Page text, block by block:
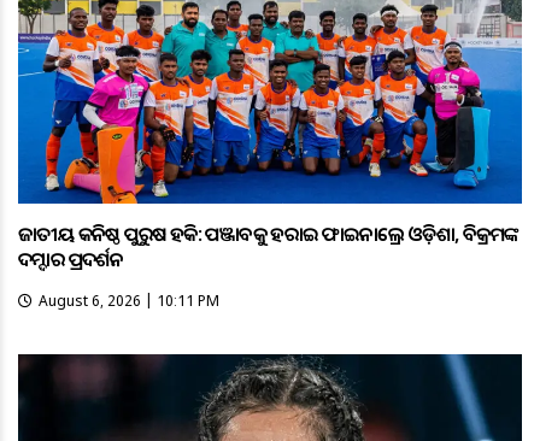
ଜାତୀୟ କନିଷ୍ଠ ପୁରୁଷ ହକି: ପଞ୍ଜାବକୁ ହରାଇ ଫାଇନାଲ୍ରେ ଓଡ଼ିଶା, ବିକ୍ରମଙ୍କ
ଦମ୍ଦାର ପ୍ରଦର୍ଶନ
August 6, 2026 | 10:11 PM